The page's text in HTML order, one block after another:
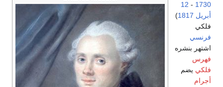
1730
-
12
أبريل 1817
)
فلكي
فرنسي
اشتهر بنشره
فهرس
فلكي يضم
أجرام